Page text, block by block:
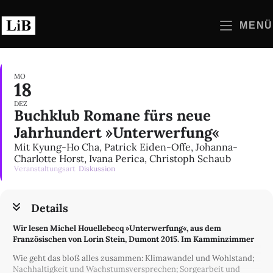
Inhalt
springen
MENÜ
MO
18
DEZ
Buchklub Romane fürs neue
Jahrhundert »Unterwerfung«
Mit Kyung-Ho Cha, Patrick Eiden-Offe, Johanna-
Charlotte Horst, Ivana Perica, Christoph Schaub
Veranstaltungsart Diskussion
Details
Wir lesenMichel Houellebecq»Unterwerfung«,aus dem
Französischen von Lorin Stein,Dumont 2015. Im Kamminzimmer
Wie geht das bloß alles zusammen: Klimawandel und Wohlstand;
Nachhaltigkeit und Wachstumsversprechen; Sorgearbeit und